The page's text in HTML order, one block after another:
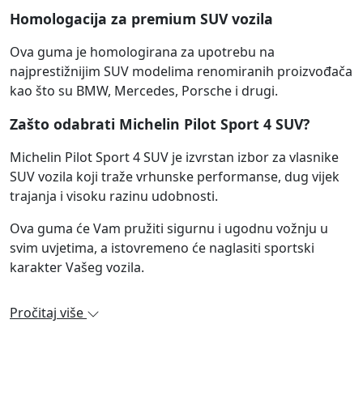
Homologacija za premium SUV vozila
Ova guma je homologirana za upotrebu na
najprestižnijim SUV modelima renomiranih proizvođača
kao što su BMW, Mercedes, Porsche i drugi.
Zašto odabrati Michelin Pilot Sport 4 SUV?
Michelin Pilot Sport 4 SUV je izvrstan izbor za vlasnike
SUV vozila koji traže vrhunske performanse, dug vijek
trajanja i visoku razinu udobnosti.
Ova guma će Vam pružiti sigurnu i ugodnu vožnju u
svim uvjetima, a istovremeno će naglasiti sportski
karakter Vašeg vozila.
Pročitaj više